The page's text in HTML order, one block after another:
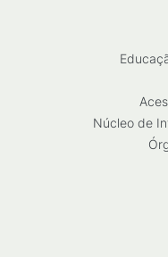
Núcleo de